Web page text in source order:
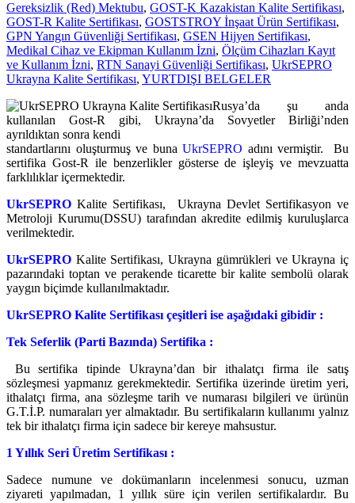
Gereksizlik (Red) Mektubu, GOST-K Kazakistan Kalite Sertifikası,
GOST-R Kalite Sertifikası, GOSTSTROY İnşaat Ürün Sertifikası,
GPN Yangın Güvenliği Sertifikası, GSEN Hijyen Sertifikası,
Medikal Cihaz ve Ekipman Kullanım İzni, Ölçüm Cihazları Kayıt
ve Kullanım İzni, RTN Sanayi Güvenliği Sertifikası, UkrSEPRO
Ukrayna Kalite Sertifikası, YURTDIŞI BELGELER
Rusya’da şu anda
kullanılan Gost-R gibi, Ukrayna’da Sovyetler Birliği’nden
ayrıldıktan sonra kendi
standartlarını oluşturmuş ve buna UkrSEPRO adını vermiştir. Bu
sertifika Gost-R ile benzerlikler gösterse de işleyiş ve mevzuatta
farklılıklar içermektedir.
UkrSEPRO Kalite Sertifikası, Ukrayna Devlet Sertifikasyon ve
Metroloji Kurumu(DSSU) tarafından akredite edilmiş kuruluşlarca
verilmektedir.
UkrSEPRO Kalite Sertifikası, Ukrayna gümrükleri ve Ukrayna iç
pazarındaki toptan ve perakende ticarette bir kalite sembolü olarak
yaygın biçimde kullanılmaktadır.
UkrSEPRO Kalite Sertifikası çeşitleri ise aşağıdaki gibidir :
Tek Seferlik (Parti Bazında) Sertifika :
Bu sertifika tipinde Ukrayna’dan bir ithalatçı firma ile satış
sözleşmesi yapmanız gerekmektedir. Sertifika üzerinde üretim yeri,
ithalatçı firma, ana sözleşme tarih ve numarası bilgileri ve ürünün
G.T.İ.P. numaraları yer almaktadır. Bu sertifikaların kullanımı yalnız
tek bir ithalatçı firma için sadece bir kereye mahsustur.
1 Yıllık Seri Üretim Sertifikası :
Sadece numune ve dokümanların incelenmesi sonucu, uzman
ziyareti yapılmadan, 1 yıllık süre için verilen sertifikalardır. Bu